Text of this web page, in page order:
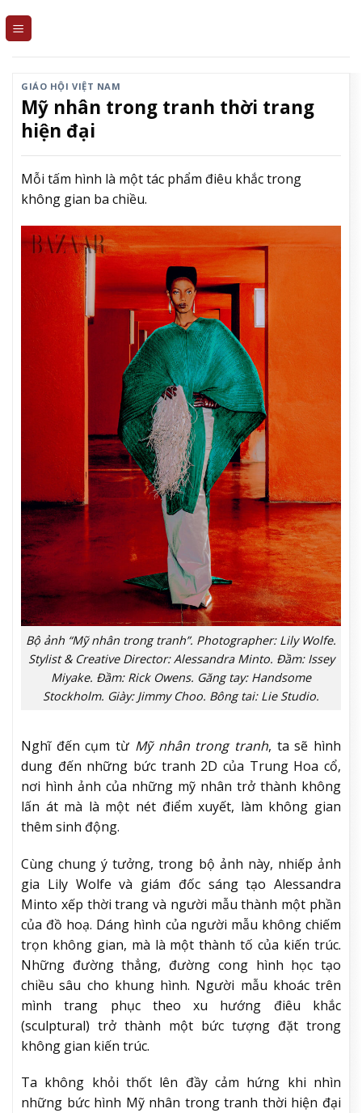
GIÁO HỘI VIỆT NAM
Mỹ nhân trong tranh thời trang
hiện đại
Mỗi tấm hình là một tác phẩm điêu khắc trong
không gian ba chiều.
Bộ ảnh “Mỹ nhân trong tranh”. Photographer: Lily Wolfe.
Stylist & Creative Director: Alessandra Minto. Đầm: Issey
Miyake. Đầm: Rick Owens. Găng tay: Handsome
Stockholm. Giày: Jimmy Choo. Bông tai: Lie Studio.
Nghĩ đến cụm từ Mỹ nhân trong tranh, ta sẽ hình
dung đến những bức tranh 2D của Trung Hoa cổ,
nơi hình ảnh của những mỹ nhân trở thành không
lấn át mà là một nét điểm xuyết, làm không gian
thêm sinh động.
Cùng chung ý tưởng, trong bộ ảnh này, nhiếp ảnh
gia Lily Wolfe và giám đốc sáng tạo Alessandra
Minto xếp thời trang và người mẫu thành một phần
của đồ hoạ. Dáng hình của người mẫu không chiếm
trọn không gian, mà là một thành tố của kiến trúc.
Những đường thẳng, đường cong hình học tạo
chiều sâu cho khung hình. Người mẫu khoác trên
mình trang phục theo xu hướng điêu khắc
(sculptural) trở thành một bức tượng đặt trong
không gian kiến trúc.
Ta không khỏi thốt lên đầy cảm hứng khi nhìn
những bức hình Mỹ nhân trong tranh thời hiện đại